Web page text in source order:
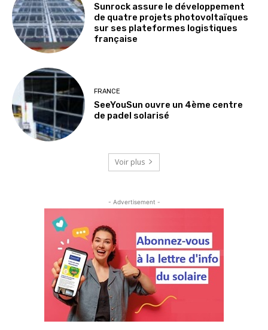
Sunrock assure le développement
de quatre projets photovoltaïques
sur ses plateformes logistiques
française
FRANCE
SeeYouSun ouvre un 4ème centre
de padel solarisé
Voir plus
- Advertisement -